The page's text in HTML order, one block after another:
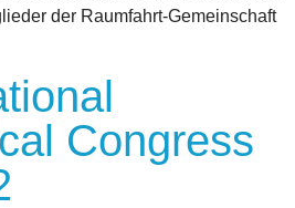
der Raumfahrt-Gemeinschaft
Congress